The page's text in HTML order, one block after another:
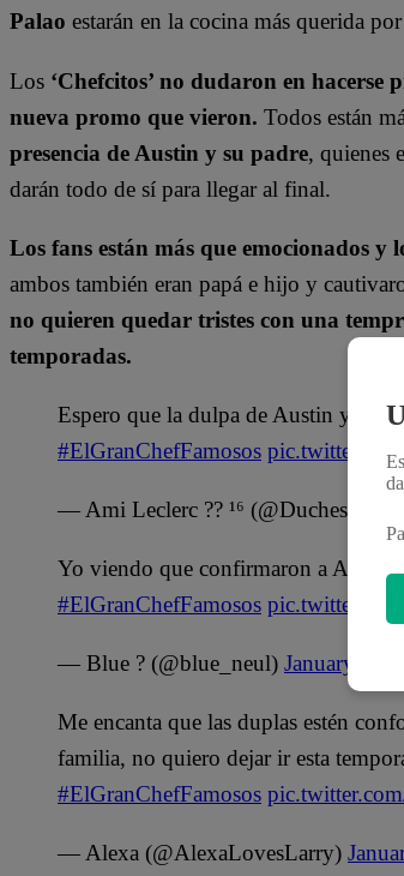
Palao estarán en la cocina más querida
Los ‘Chefcitos’ no dudaron en hacerse
nueva promo que vieron. Todos están
presencia de Austin y su padre, quienes
darán todo de sí para llegar al final.
Los fans están más que emocionados
ambos también eran papá e hijo y
no quieren quedar tristes con una
temporadas.
Espero que la dulpa de Austin y su
#ElGranChefFamosos
— Ami Leclerc ?? ¹⁶
Yo viendo que confirmaron a
#ElGranChefFamosos
— Blue ? (@blue_neul) January 31,
Me encanta que las duplas estén
familia, no quiero dejar ir esta
#ElGranChefFamosos
— Alexa (@AlexaLovesLarry)